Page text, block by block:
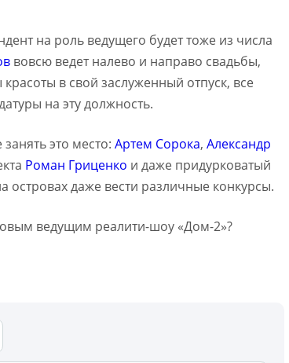
на роль ведущего будет тоже из числа
вовсю ведет налево и направо свадьбы,
в свой заслуженный отпуск, все
на эту должность.
это место: Артем Сорока, Александр
Роман Гриценко и даже придурковатый
островах даже вести различные конкурсы.
ведущим реалити-шоу «Дом-2»?